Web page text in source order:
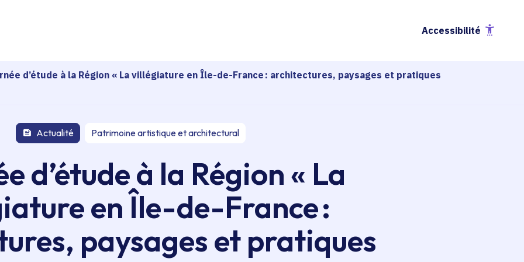
Accessibilité
d’étude à la Région « La villégiature en Île-de-France : architectures, paysages et pratiques
Actualité Patrimoine artistique et architectural
d’étude à la Région « La
en Île-de-France :
paysages et pratiques